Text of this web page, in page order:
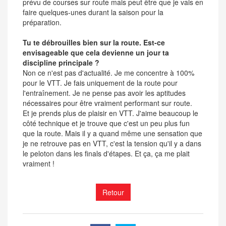
faire quelques-unes durant la saison pour la
préparation.
Tu te débrouilles bien sur la route. Est-ce
envisageable que cela devienne un jour ta
discipline principale ?
Non ce n'est pas d'actualité. Je me concentre à 100%
pour le VTT. Je fais uniquement de la route pour
l'entraînement. Je ne pense pas avoir les aptitudes
nécessaires pour être vraiment performant sur route.
Et je prends plus de plaisir en VTT. J'aime beaucoup le
côté technique et je trouve que c'est un peu plus fun
que la route. Mais il y a quand même une sensation que
je ne retrouve pas en VTT, c'est la tension qu'il y a dans
le peloton dans les finals d'étapes. Et ça, ça me plait
vraiment !
Retour